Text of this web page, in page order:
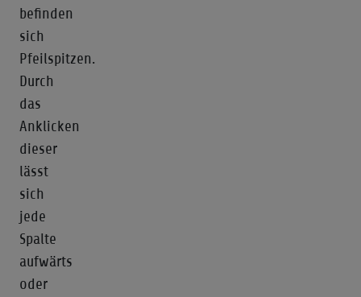
befinden
sich
Pfeilspitzen.
Durch
das
Anklicken
dieser
lässt
sich
jede
Spalte
aufwärts
oder